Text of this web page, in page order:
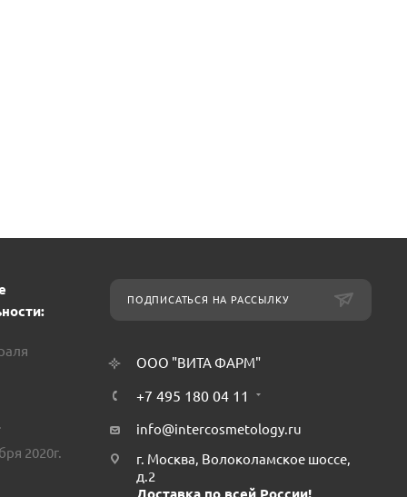
2020г.
ПОДПИСАТЬСЯ НА РАССЫЛКУ
ООО "ВИТА ФАРМ"
+7 495 180 04 11
info@intercosmetology.ru
г. Москва, Волоколамское шоссе,
д.2
Доставка по всей России!